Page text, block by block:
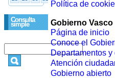
Consulta
simple
Política de
Gobierno Vasco
Página de inicio
Conoce el
Departamentos y
Atención
Gobierno abierto